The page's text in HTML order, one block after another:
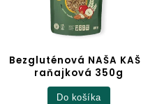
KAŠA
ANIODENT
zubná
minerálnymi